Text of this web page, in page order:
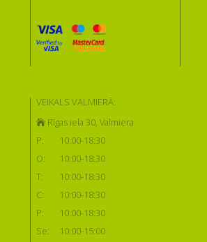
VEIKALS VALMIERĀ:
Rīgas iela 30, Valmiera
P:
10:00-18:30
O:
10:00-18:30
T:
10:00-18:30
C:
10:00-18:30
P:
10:00-18:30
Se:
10:00-15:00